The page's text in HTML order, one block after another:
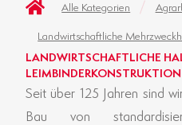
Alle Kategorien
Landwirtschaftliche
LANDWIRTSCHAFTLICHE
LEIMBINDERKONSTRUKTION
Seit über 125 Jahren sind
Bau von